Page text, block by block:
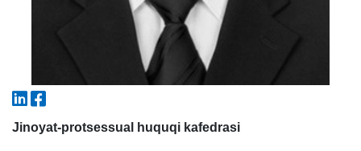
Jinoyat-protsessual huquqi kafedrasi